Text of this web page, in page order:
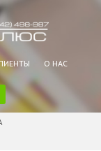
О НАС